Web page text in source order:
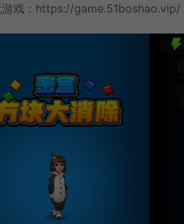
戏： https://game.51boshao.vip/